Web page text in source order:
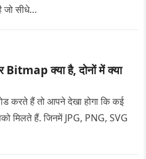
सीधे…
क्या है, दोनों में क्या
करते हैं तो आपने देखा होगा कि कई
मिलते हैं. जिनमें JPG, PNG, SVG